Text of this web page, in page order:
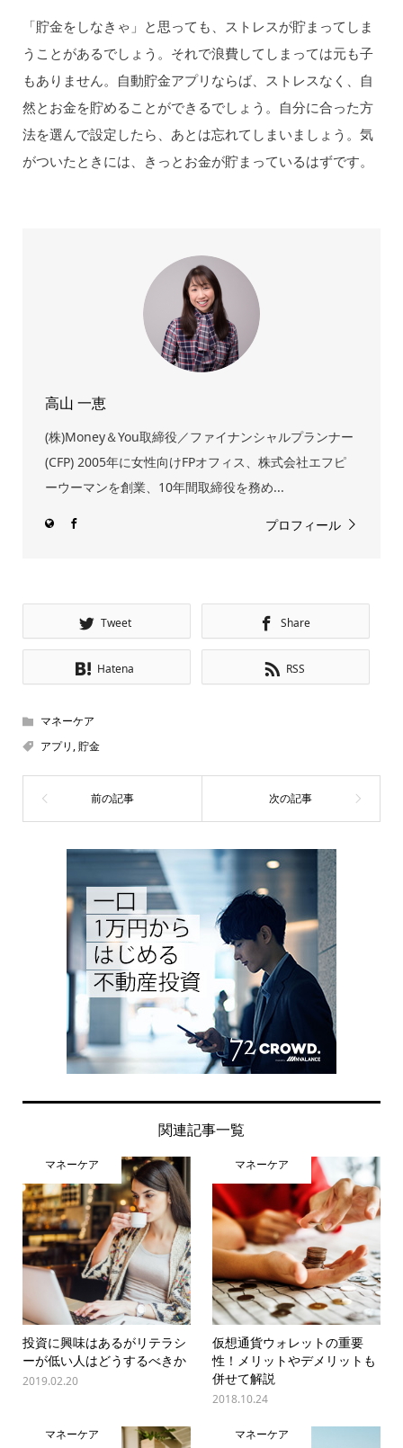
「貯金をしなきゃ」と思っても、ストレスが貯まってしま
うことがあるでしょう。それで浪費してしまっては元も子
もありません。自動貯金アプリならば、ストレスなく、自
然とお金を貯めることができるでしょう。自分に合った方
法を選んで設定したら、あとは忘れてしまいましょう。気
がついたときには、きっとお金が貯まっているはずです。
高山 一恵
(株)Money＆You取締役／ファイナンシャルプランナー
(CFP) 2005年に女性向けFPオフィス、株式会社エフピ
ーウーマンを創業、10年間取締役を務め...
プロフィール
Tweet Share
Hatena RSS
マネーケア
アプリ ,貯金
関連記事一覧
マネーケア
投資に興味はあるがリテラシ
ーが低い人はどうするべきか
2019.02.20
マネーケア
仮想通貨ウォレットの重要
性！メリットやデメリットも
併せて解説
2018.10.24
マネーケア マネーケア